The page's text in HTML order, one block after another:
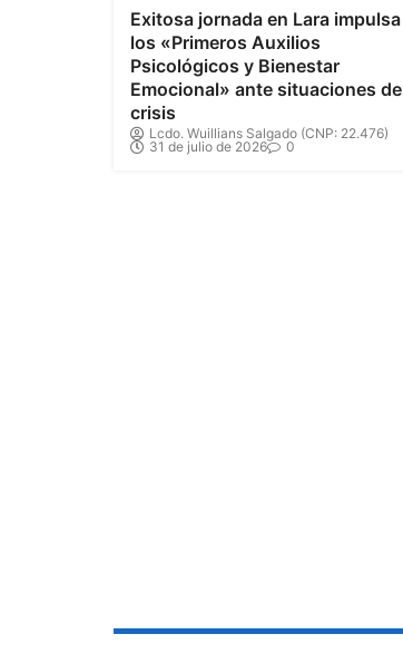
Exitosa jornada en Lara impulsa
los «Primeros Auxilios
Psicológicos y Bienestar
Emocional» ante situaciones de
crisis
Lcdo. Wuillians Salgado (CNP: 22.476)
31 de julio de 2026
0